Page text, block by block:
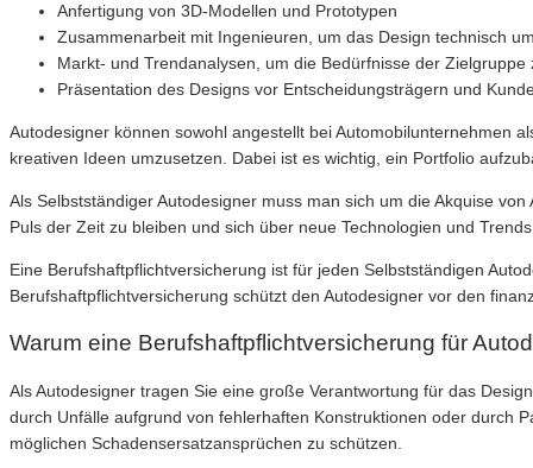
Anfertigung von 3D-Modellen und Prototypen
Zusammenarbeit mit Ingenieuren, um das Design technisch
Markt- und Trendanalysen, um die Bedürfnisse der Zielgruppe
Präsentation des Designs vor Entscheidungsträgern und
Autodesigner können sowohl angestellt bei Automobilunternehmen
kreativen Ideen umzusetzen. Dabei ist es wichtig, ein Portfolio
Als Selbstständiger Autodesigner muss man sich um die Akquise
Puls der Zeit zu bleiben und sich über neue Technologien und
Eine Berufshaftpflichtversicherung ist für jeden Selbstständigen
Berufshaftpflichtversicherung schützt den Autodesigner vor den
Warum eine Berufshaftpflichtversicherung für
Als Autodesigner tragen Sie eine große Verantwortung für das
durch Unfälle aufgrund von fehlerhaften Konstruktionen oder durch
möglichen Schadensersatzansprüchen zu schützen.